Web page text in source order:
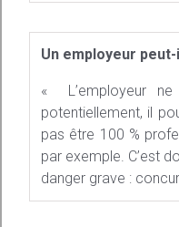
Un employeur
« L’employeur ne
potentiellement, il
pas être 100 %
par exemple. C’est
danger grave :